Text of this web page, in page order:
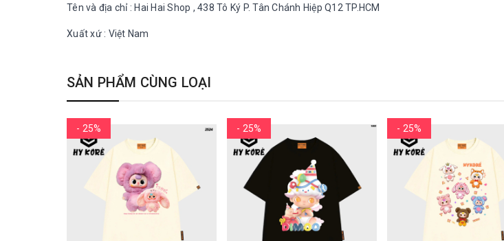
Tên và địa chỉ : Hai Hai Shop , 438 Tô Ký P. Tân Chánh Hiệp Q12 TP.HCM
Xuất xứ : Việt Nam
SẢN PHẨM CÙNG LOẠI
- 25% - 25% - 25%